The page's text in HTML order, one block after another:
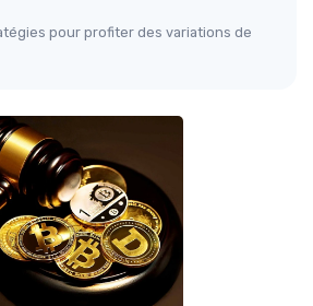
pour profiter des variations de